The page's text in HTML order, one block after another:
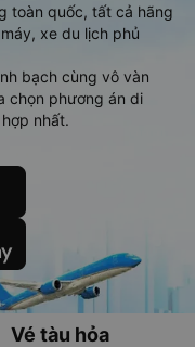
toàn quốc, tất cả hãng
xe du lịch phủ
bạch cùng vô vàn
chọn phương án di
nhất.
Vé tàu hỏa